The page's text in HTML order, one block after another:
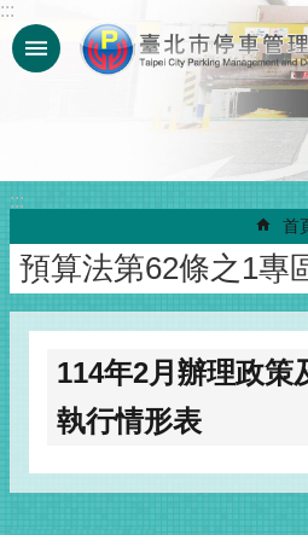
跳到主要內容區塊
:::
:::
首
預算法第62條之1專
114年2月辦理政策
執行情形表